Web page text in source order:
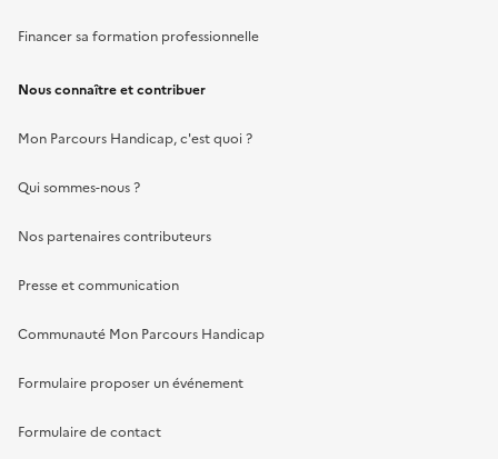
Financer sa formation professionnelle
Nous connaître et contribuer
Mon Parcours Handicap, c'est quoi ?
Qui sommes-nous ?
Nos partenaires contributeurs
Presse et communication
Communauté Mon Parcours Handicap
Formulaire proposer un événement
Formulaire de contact